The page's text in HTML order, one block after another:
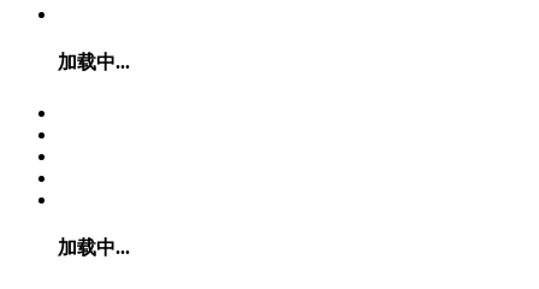
加载中...
加载中...